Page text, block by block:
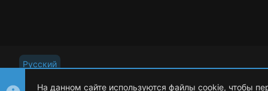
Русский
На данном сайте используются файлы cookie, чтобы